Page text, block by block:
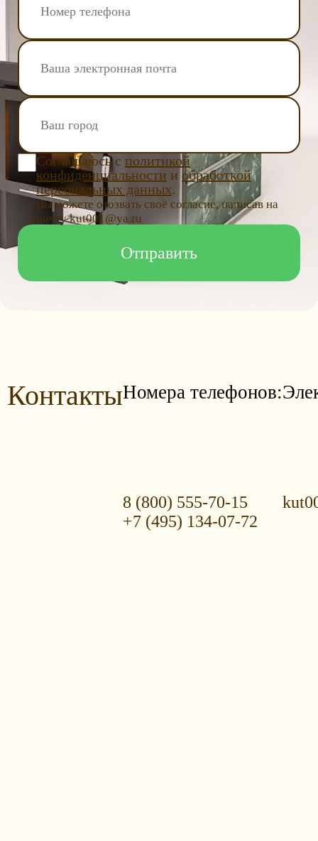
Соглашаюсь с политикой
конфиденциальности и обработкой
персональных данных.
Вы можете отозвать своё согласие, написав на
почту kut001@ya.ru
КонтактыНомера телефонов:
8 (800) 555-70-15
+7 (495) 134-07-72